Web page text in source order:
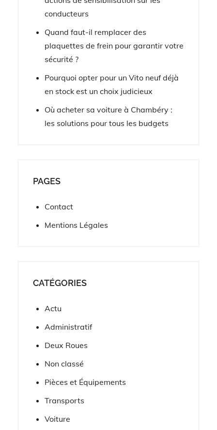
conducteurs
Quand faut-il remplacer des
plaquettes de frein pour garantir votre
sécurité ?
Pourquoi opter pour un Vito neuf déjà
en stock est un choix judicieux
Où acheter sa voiture à Chambéry :
les solutions pour tous les budgets
PAGES
Contact
Mentions Légales
CATÉGORIES
Actu
Administratif
Deux Roues
Non classé
Pièces et Équipements
Transports
Voiture